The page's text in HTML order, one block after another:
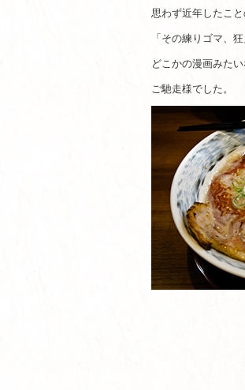
思わず近年したこ
「その練りゴマ、
どこかの漫画みた
ご馳走様でした。